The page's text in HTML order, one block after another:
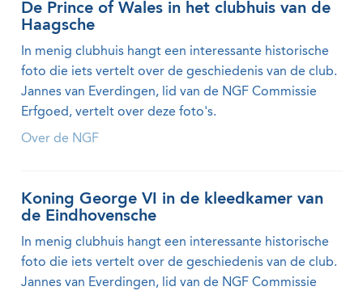
De Prince of Wales in het clubhuis van de
Haagsche
In menig clubhuis hangt een interessante historische
foto die iets vertelt over de geschiedenis van de club.
Jannes van Everdingen, lid van de NGF Commissie
Erfgoed, vertelt over deze foto's.
Over de NGF
Koning George VI in de kleedkamer van
de Eindhovensche
In menig clubhuis hangt een interessante historische
foto die iets vertelt over de geschiedenis van de club.
Jannes van Everdingen, lid van de NGF Commissie